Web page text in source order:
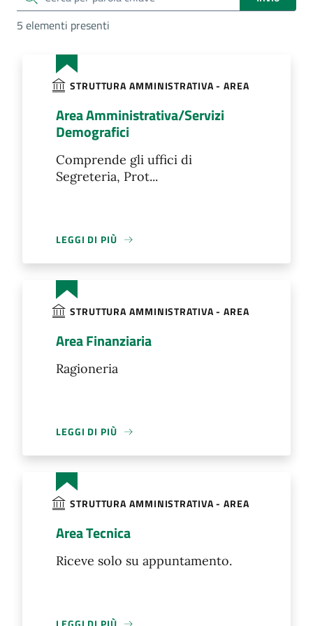
5 elementi presenti
STRUTTURA AMMINISTRATIVA - AREA
Area Amministrativa/Servizi
Demografici
Comprende gli uffici di
Segreteria, Prot...
LEGGI DI PIÙ
STRUTTURA AMMINISTRATIVA - AREA
Area Finanziaria
Ragioneria
LEGGI DI PIÙ
STRUTTURA AMMINISTRATIVA - AREA
Area Tecnica
Riceve solo su appuntamento.